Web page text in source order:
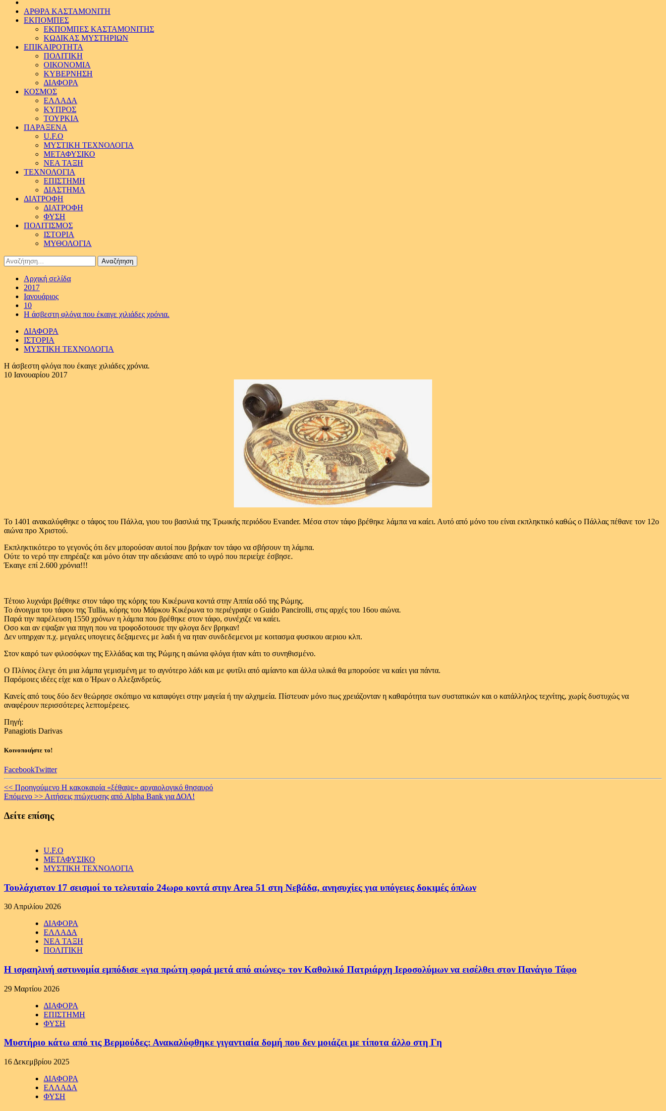
ΑΡΘΡΑ ΚΑΣΤΑΜΟΝΙΤΗ
ΕΚΠΟΜΠΕΣ
ΕΚΠΟΜΠΕΣ ΚΑΣΤΑΜΟΝΙΤΗΣ
ΚΩΔΙΚΑΣ ΜΥΣΤΗΡΙΩΝ
ΕΠΙΚΑΙΡΟΤΗΤΑ
ΠΟΛΙΤΙΚΗ
ΟΙΚΟΝΟΜΙΑ
ΚΥΒΕΡΝΗΣΗ
ΔΙΑΦΟΡΑ
ΚΟΣΜΟΣ
ΕΛΛΑΔΑ
ΚΥΠΡΟΣ
ΤΟΥΡΚΙΑ
ΠΑΡΑΞΕΝΑ
U.F.O
ΜΥΣΤΙΚΗ ΤΕΧΝΟΛΟΓΙΑ
ΜΕΤΑΦΥΣΙΚΟ
ΝΕΑ ΤΑΞΗ
ΤΕΧΝΟΛΟΓΙΑ
ΕΠΙΣΤΗΜΗ
ΔΙΑΣΤΗΜΑ
ΔΙΑΤΡΟΦΗ
ΔΙΑΤΡΟΦΗ
ΦΥΣΗ
ΠΟΛΙΤΙΣΜΟΣ
ΙΣΤΟΡΙΑ
ΜΥΘΟΛΟΓΙΑ
Αναζήτηση
για:
Αρχική σελίδα
2017
Ιανουάριος
10
Η άσβεστη φλόγα που έκαιγε χιλιάδες χρόνια.
ΔΙΑΦΟΡΑ
ΙΣΤΟΡΙΑ
ΜΥΣΤΙΚΗ ΤΕΧΝΟΛΟΓΙΑ
Η άσβεστη φλόγα που έκαιγε χιλιάδες χρόνια.
10 Ιανουαρίου 2017
Το 1401 ανακαλύφθηκε ο τάφος του Πάλλα, γιου του βασιλιά της Τρωικής περιόδου Evander. Μέσα στον τάφο βρέθηκε λάμπα να καίει. Αυτό από μόνο του είναι εκπληκτικό καθώς ο Πάλλας πέθανε τον 12ο
αιώνα προ Χριστού.
Εκπληκτικότερο το γεγονός ότι δεν μπορούσαν αυτοί που βρήκαν τον τάφο να σβήσουν τη λάμπα.
Ούτε το νερό την επηρέαζε και μόνο όταν την αδειάσανε από το υγρό που περιείχε έσβησε.
Έκαιγε επί 2.600 χρόνια!!!
Τέτοιο λυχνάρι βρέθηκε στον τάφο της κόρης του Κικέρωνα κοντά στην Αππία οδό της Ρώμης.
Το άνοιγμα του τάφου της Tullia, κόρης του Μάρκου Κικέρωνα το περιέγραψε ο Guido Pancirolli, στις αρχές του 16ου αιώνα.
Παρά την παρέλευση 1550 χρόνων η λάμπα που βρέθηκε στον τάφο, συνέχιζε να καίει.
Οσο και αν εψαξαν για πηγη που να τροφοδοτουσε την φλογα δεν βρηκαν!
Δεν υπηρχαν π.χ. μεγαλες υπογειες δεξαμενες με λαδι ή να ηταν συνδεδεμενοι με κοιτασμα φυσικου αεριου κλπ.
Στον καιρό των φιλοσόφων της Ελλάδας και της Ρώμης η αιώνια φλόγα ήταν κάτι το συνηθισμένο.
Ο Πλίνιος έλεγε ότι μια λάμπα γεμισμένη με το αγνότερο λάδι και με φυτίλι από αμίαντο και άλλα υλικά θα μπορούσε να καίει για πάντα.
Παρόμοιες ιδέες είχε και ο Ήρων ο Αλεξανδρεύς.
Κανείς από τους δύο δεν θεώρησε σκόπιμο να καταφύγει στην μαγεία ή την αλχημεία. Πίστευαν μόνο πως χρειάζονταν η καθαρότητα των συστατικών και ο κατάλληλος τεχνίτης, χωρίς δυστυχώς να
αναφέρουν περισσότερες λεπτομέρειες.
Πηγή:
Panagiotis Darivas
Κοινοποιήστε το!
FacebookTwitter
Continue
Reading
<< Προηγούμενο Η κακοκαιρία «ξέθαψε» αρχαιολογικό θησαυρό
Επόμενο >> Αιτήσεις πτώχευσης από Alpha Bank για ΔΟΛ!
Δείτε επίσης
U.F.O
ΜΕΤΑΦΥΣΙΚΟ
ΜΥΣΤΙΚΗ ΤΕΧΝΟΛΟΓΙΑ
Τουλάχιστον 17 σεισμοί το τελευταίο 24ωρο κοντά στην Area 51 στη Νεβάδα, ανησυχίες για υπόγειες δοκιμές όπλων
30 Απριλίου 2026
ΔΙΑΦΟΡΑ
ΕΛΛΑΔΑ
ΝΕΑ ΤΑΞΗ
ΠΟΛΙΤΙΚΗ
Η ισραηλινή αστυνομία εμπόδισε «για πρώτη φορά μετά από αιώνες» τον Καθολικό Πατριάρχη Ιεροσολύμων να εισέλθει στον Πανάγιο Τάφο
29 Μαρτίου 2026
ΔΙΑΦΟΡΑ
ΕΠΙΣΤΗΜΗ
ΦΥΣΗ
Μυστήριο κάτω από τις Βερμούδες: Ανακαλύφθηκε γιγαντιαία δομή που δεν μοιάζει με τίποτα άλλο στη Γη
16 Δεκεμβρίου 2025
ΔΙΑΦΟΡΑ
ΕΛΛΑΔΑ
ΦΥΣΗ